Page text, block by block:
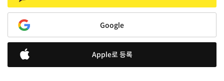
Google
Apple로 등록